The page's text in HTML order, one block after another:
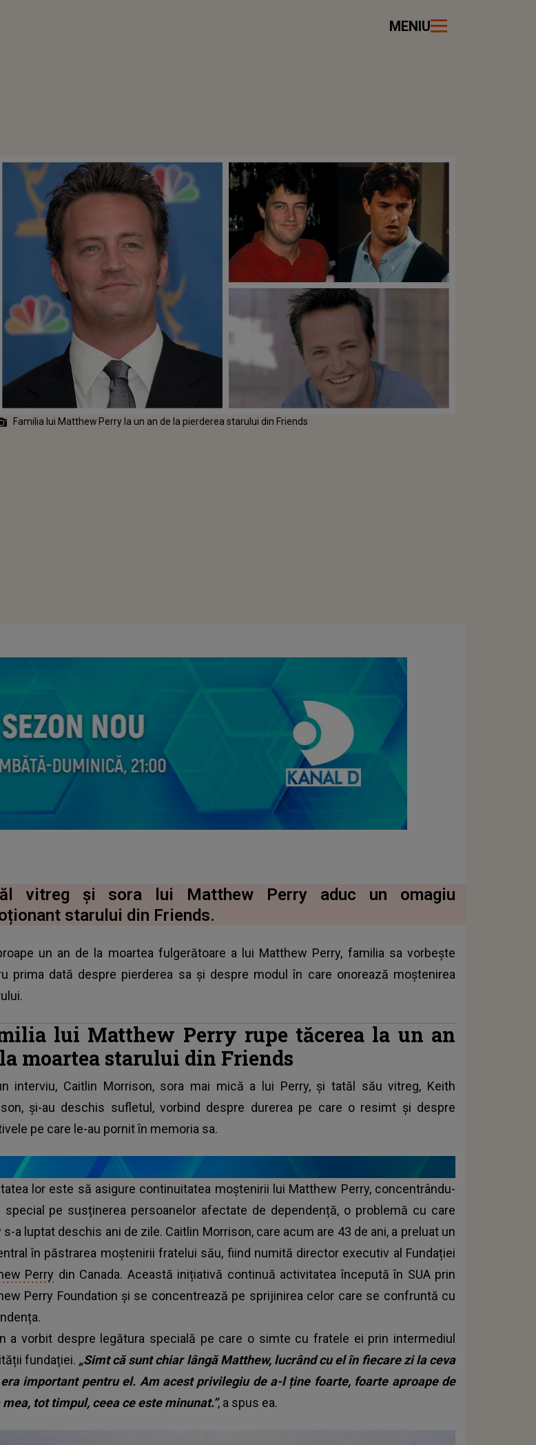
MENIU
Familia lui Matthew Perry la un an de la pierderea starului din Friends
ARTICOLUL
vitreg și sora lui Matthew Perry aduc un omagiu
starului din Friends.
un an de la moartea fulgerătoare a lui Matthew Perry, familia sa vorbește
prima dată despre pierderea sa și despre modul în care onorează moștenirea
lui Matthew Perry rupe tăcerea la un an
moartea starului din Friends
interviu, Caitlin Morrison, sora mai mică a lui Perry, și tatăl său vitreg, Keith
și-au deschis sufletul, vorbind despre durerea pe care o resimt și despre
pe care le-au pornit în memoria sa.
lor este să asigure continuitatea moștenirii lui Matthew Perry, concentrându-
special pe susținerea persoanelor afectate de dependență, o problemă cu care
s-a luptat deschis ani de zile. Caitlin Morrison, care acum are 43 de ani, a preluat un
în păstrarea moștenirii fratelui său, fiind numită director executiv al Fundației
Perry din Canada. Această inițiativă continuă activitatea începută în SUA prin
Perry Foundation și se concentrează pe sprijinirea celor care se confruntă cu
a vorbit despre legătura specială pe care o simte cu fratele ei prin intermediul
fundației. „Simt că sunt chiar lângă Matthew, lucrând cu el în fiecare zi la ceva
important pentru el. Am acest privilegiu de a-l ține foarte, foarte aproape de
mea, tot timpul, ceea ce este minunat.”, a spus ea.